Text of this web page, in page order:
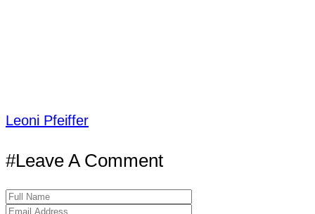
Leoni Pfeiffer
#Leave A Comment